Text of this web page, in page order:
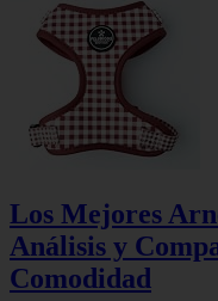
Los Mejores
Análisis y
Comodidad